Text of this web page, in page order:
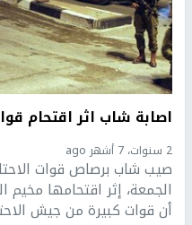
اصابة شاب اثر اقتحام
2 سنوات، 7 أشهر ago
صيب شاب برصاص قوات
الجمعة، إثر اقتحامها مخيم
أن قوات كبيرة من جيش